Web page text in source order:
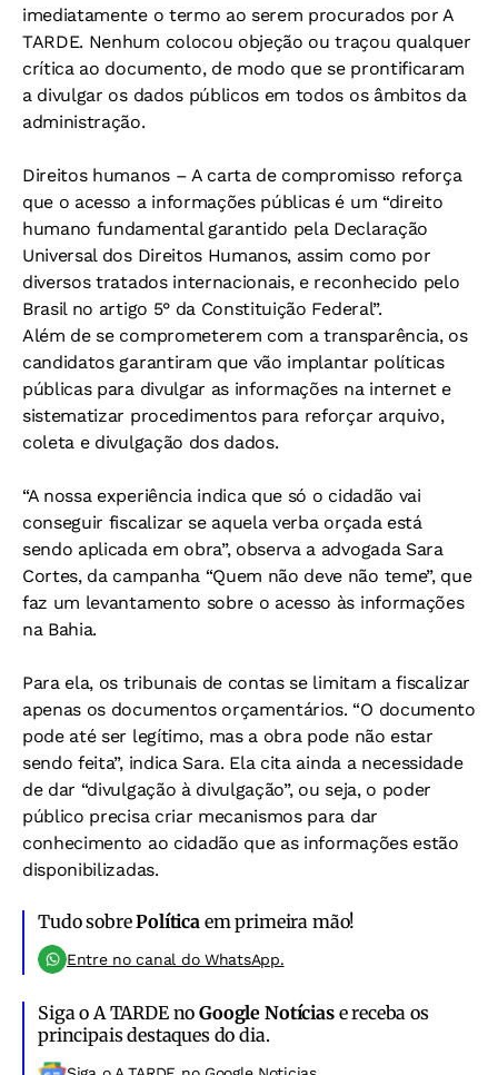
imediatamente o termo ao serem procurados por A
TARDE. Nenhum colocou objeção ou traçou qualquer
crítica ao documento, de modo que se prontificaram
a divulgar os dados públicos em todos os âmbitos da
administração.
Direitos humanos – A carta de compromisso reforça
que o acesso a informações públicas é um “direito
humano fundamental garantido pela Declaração
Universal dos Direitos Humanos, assim como por
diversos tratados internacionais, e reconhecido pelo
Brasil no artigo 5° da Constituição Federal”.
Além de se comprometerem com a transparência, os
candidatos garantiram que vão implantar políticas
públicas para divulgar as informações na internet e
sistematizar procedimentos para reforçar arquivo,
coleta e divulgação dos dados.
“A nossa experiência indica que só o cidadão vai
conseguir fiscalizar se aquela verba orçada está
sendo aplicada em obra”, observa a advogada Sara
Cortes, da campanha “Quem não deve não teme”, que
faz um levantamento sobre o acesso às informações
na Bahia.
Para ela, os tribunais de contas se limitam a fiscalizar
apenas os documentos orçamentários. “O documento
pode até ser legítimo, mas a obra pode não estar
sendo feita”, indica Sara. Ela cita ainda a necessidade
de dar “divulgação à divulgação”, ou seja, o poder
público precisa criar mecanismos para dar
conhecimento ao cidadão que as informações estão
disponibilizadas.
Tudo sobrePolíticaem primeira mão!
Entre no canal do WhatsApp.
Siga o A TARDE noGoogle Notíciase receba os
principais destaques do dia.